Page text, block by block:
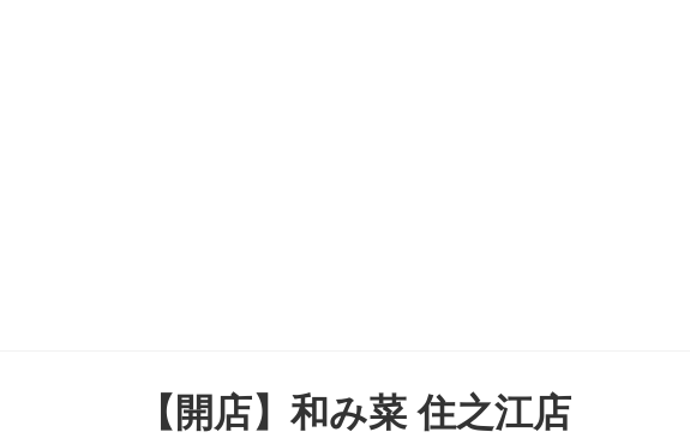
【開店】和み菜 住之江店